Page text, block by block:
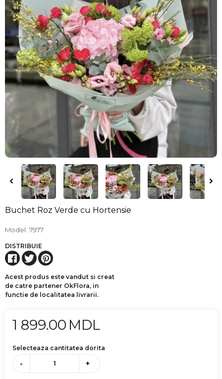
Buchet Roz Verde cu Hortensie
Model 7977
DISTRIBUIE
Acest produs este vandut si creat
de catre partener OkFlora, in
functie de localitatea livrarii.
1 899.00 MDL
Selecteaza cantitatea dorita
- +